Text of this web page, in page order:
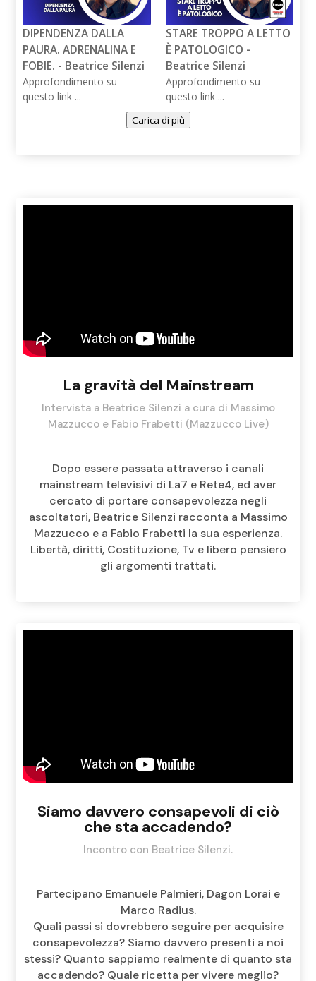
DIPENDENZA DALLA
PAURA. ADRENALINA E
FOBIE. - Beatrice Silenzi
Approfondimento su
questo link ...
STARE TROPPO A LETTO
È PATOLOGICO -
Beatrice Silenzi
Approfondimento su
questo link ...
Carica di più
La gravità del Mainstream
Intervista a Beatrice Silenzi a cura di Massimo
Mazzucco e Fabio Frabetti (Mazzucco Live)
Dopo essere passata attraverso i canali
mainstream televisivi di La7 e Rete4, ed aver
cercato di portare consapevolezza negli
ascoltatori, Beatrice Silenzi racconta a Massimo
Mazzucco e a Fabio Frabetti la sua esperienza.
Libertà, diritti, Costituzione, Tv e libero pensiero
gli argomenti trattati.
Siamo davvero consapevoli di ciò
che sta accadendo?
Incontro con Beatrice Silenzi.
Partecipano Emanuele Palmieri, Dagon Lorai e
Marco Radius.
Quali passi si dovrebbero seguire per acquisire
consapevolezza? Siamo davvero presenti a noi
stessi? Quanto sappiamo realmente di quanto sta
accadendo? Quale ricetta per vivere meglio?